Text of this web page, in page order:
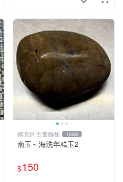
傑克的古董飾集 1668
南玉～海洗年糕玉2
$150